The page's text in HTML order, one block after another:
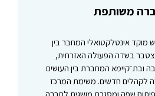
משותפת
מוקד אינטלקטואלי המחבר בין
בשדה הפעולה האזרחית,
ובת־קיימא המחברת בין העושים
לקהלים חדשים. משימת המרכז